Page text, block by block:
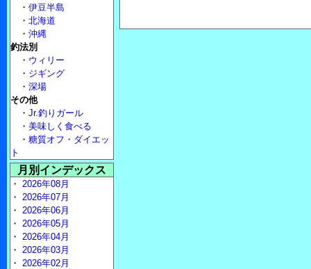
・ 伊豆半島
・ 北海道
・ 沖縄
釣法別
・ ウィリー
・ ジギング
・ 深場
その他
・ Jr.釣りガール
・ 美味しく食べる
・ 糖質オフ・ダイエッ
ト
月別インデックス
・ 2026年08月
・ 2026年07月
・ 2026年06月
・ 2026年05月
・ 2026年04月
・ 2026年03月
・ 2026年02月